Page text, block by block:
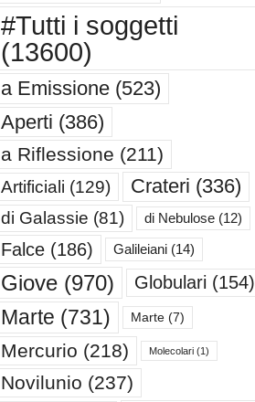
#Tutti i soggetti
(13600)
a Emissione(523)
Aperti (386)
a Riflessione (211)
Artificiali (129) Crateri (336)
di Galassie (81) di Nebulose(12)
Falce(186) Galileiani(14)
Giove(970) Globulari (154)
Marte (731) Marte(7)
Mercurio (218) Molecolari(1)
Novilunio (237)